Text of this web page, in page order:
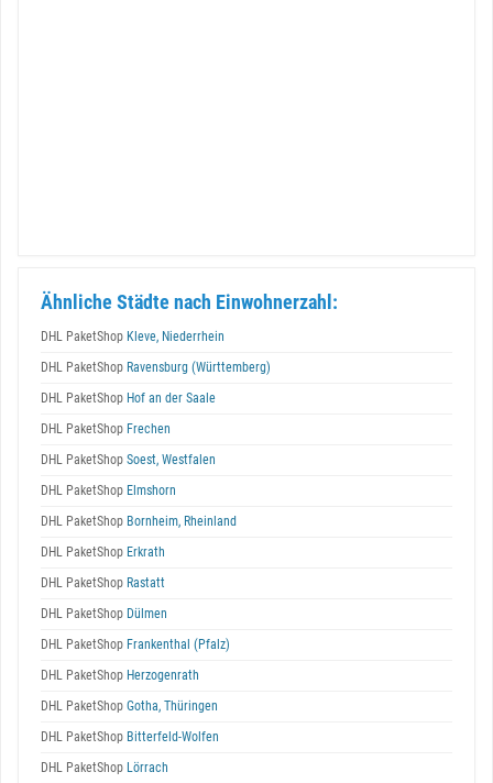
Ähnliche Städte nach Einwohnerzahl:
DHL PaketShop Kleve, Niederrhein
DHL PaketShop Ravensburg (Württemberg)
DHL PaketShop Hof an der Saale
DHL PaketShop Frechen
DHL PaketShop Soest, Westfalen
DHL PaketShop Elmshorn
DHL PaketShop Bornheim, Rheinland
DHL PaketShop Erkrath
DHL PaketShop Rastatt
DHL PaketShop Dülmen
DHL PaketShop Frankenthal (Pfalz)
DHL PaketShop Herzogenrath
DHL PaketShop Gotha, Thüringen
DHL PaketShop Bitterfeld-Wolfen
DHL PaketShop Lörrach